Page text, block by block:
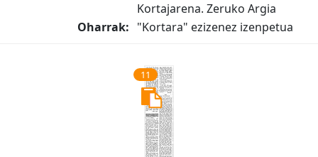
Kortajarena. Zeruko Argia
Oharrak: "Kortara" ezizenez izenpetua
11